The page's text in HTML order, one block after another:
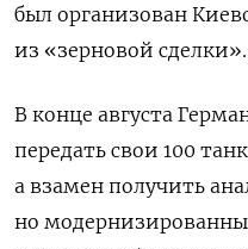
был организован
из «зерновой сделки».
В конце августа
передать свои 100
а взамен получить
но